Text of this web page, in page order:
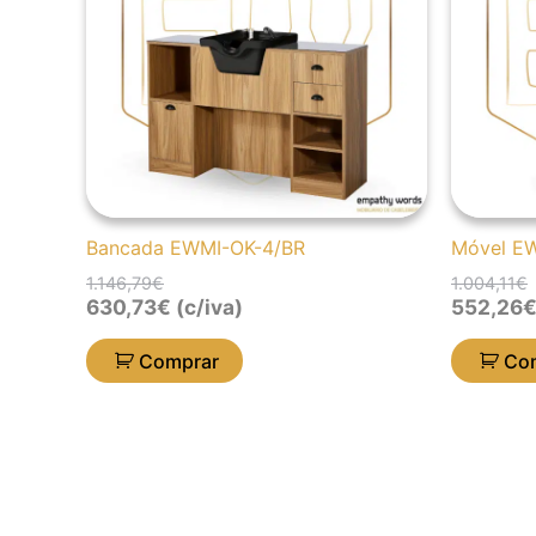
Bancada EWMI-OK-4/BR
1.146,79€
630,73€ (c/iva)
Comprar
Móvel
1.004,11€
552,26€